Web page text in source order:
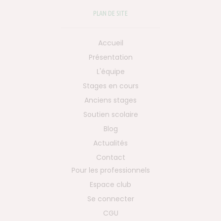
PLAN DE SITE
Accueil
Présentation
L'équipe
Stages en cours
Anciens stages
Soutien scolaire
Blog
Actualités
Contact
Pour les professionnels
Espace club
Se connecter
CGU